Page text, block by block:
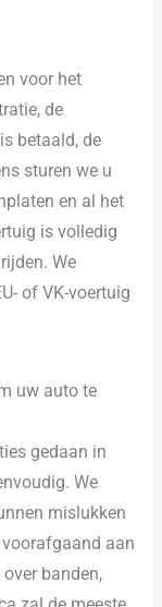
voor het
de
betaald, de
sturen we u
en al het
is volledig
We
of VK-voertuig
uw auto te
gedaan in
We
mislukken
aan
banden,